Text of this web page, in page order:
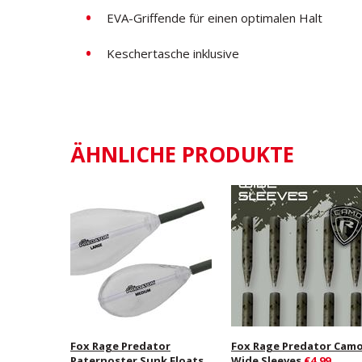
EVA-Griffende für einen optimalen Halt
Keschertasche inklusive
ÄHNLICHE PRODUKTE
Fox Rage Predator
Fox Rage Predator